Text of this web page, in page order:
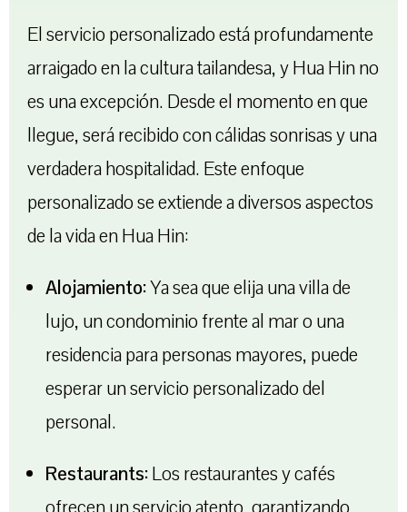
El servicio personalizado está profundamente
arraigado en la cultura tailandesa, y Hua Hin no
es una excepción. Desde el momento en que
llegue, será recibido con cálidas sonrisas y una
verdadera hospitalidad. Este enfoque
personalizado se extiende a diversos aspectos
de la vida en Hua Hin:
Alojamiento:Ya sea que elija una villa de
lujo, un condominio frente al mar o una
residencia para personas mayores, puede
esperar un servicio personalizado del
personal.
Restaurants:Los restaurantes y cafés